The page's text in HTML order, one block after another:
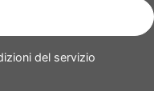
del servizio